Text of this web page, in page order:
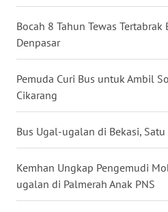
Bocah 8 Tahun Tewas
Denpasar
Pemuda Curi Bus untuk Ambil
Cikarang
Bus Ugal-ugalan di Bekasi, Satu
Kemhan Ungkap Pengemudi
ugalan di Palmerah Anak PNS
WN
KALBAR
WN
KALTENG
WN
KALTARA
WN
KALSEL